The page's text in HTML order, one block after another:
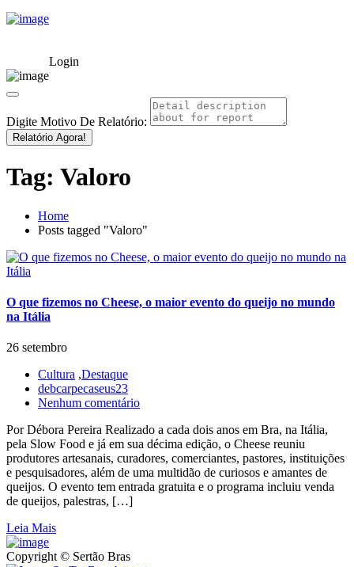
Login
Digite Motivo De Relatório:
Relatório Agora!
Tag: Valoro
Home
Posts tagged "Valoro"
O que fizemos no Cheese, o maior evento do queijo no mundo
na Itália
26 setembro
Cultura ,Destaque
debcarpecaseus23
Nenhum comentário
Por Débora Pereira Realizado a cada dois anos em Bra, na Itália,
pela Slow Food e já em sua décima edição, o Cheese reuniu
produtores artesanais, curadores, comerciantes, pastores, instituições
e pesquisadores, além de uma multidão de curiosos e amantes de
queijos. O evento tem entrada gratuita e o programa incluiu venda
de queijos, palestras, […]
Leia Mais
Copyright © Sertão Bras